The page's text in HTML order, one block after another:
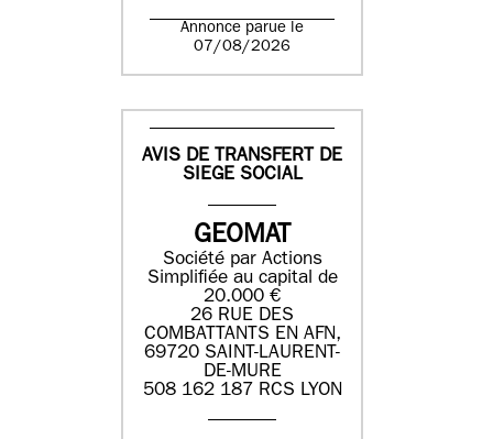
Annonce parue le
07/08/2026
AVIS DE TRANSFERT DE
SIEGE SOCIAL
GEOMAT
Société par Actions
Simplifiée au capital de
20.000 €
26 RUE DES
COMBATTANTS EN AFN,
69720 SAINT-LAURENT-
DE-MURE
508 162 187 RCS LYON